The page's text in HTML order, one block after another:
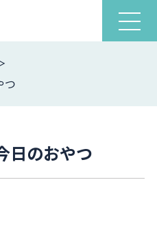
ナ
ビ
ョ
閉
つ
日のおやつ